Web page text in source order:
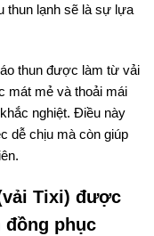
thun lạnh sẽ là sự lựa
thun được làm từ vải
mát mẻ và thoải mái
nghiệt. Điều này
dễ chịu mà còn giúp
Tixi) được
đồng phục